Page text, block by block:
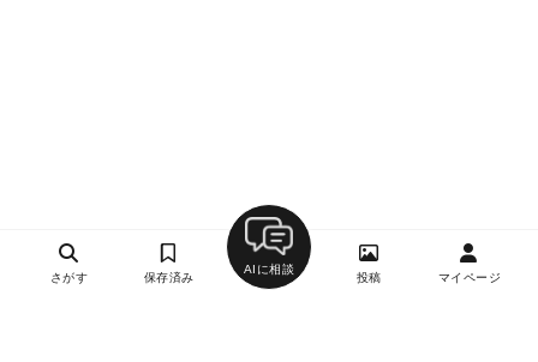
さがす 保存済み
AIに相談
投稿 マイページ